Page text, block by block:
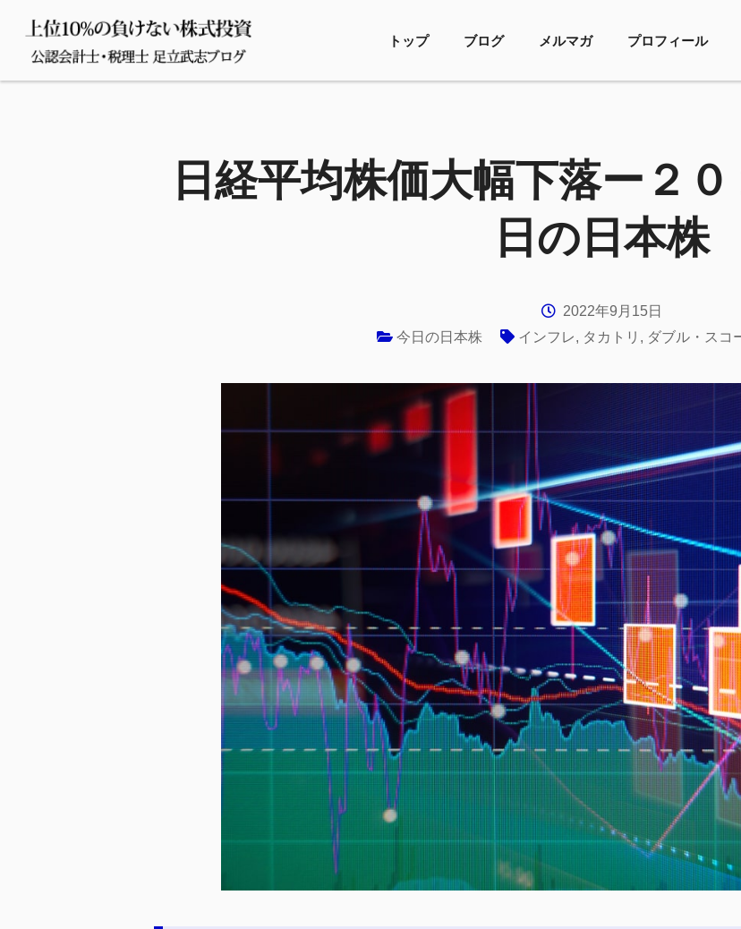
トップ ブログ メルマガ プロフィール
日経平均株価大幅下落ー２
日の日本株
2022年9月15日
今日の日本株
インフレ, タカトリ , ダブル・スコ